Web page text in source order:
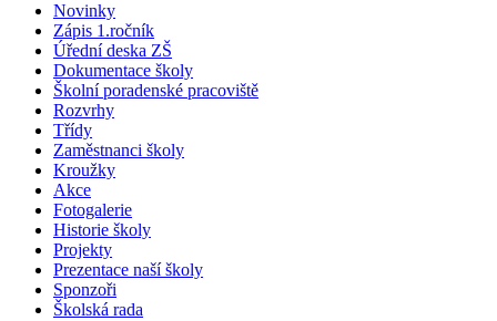
Novinky
Zápis 1.ročník
Úřední deska ZŠ
Dokumentace školy
Školní poradenské pracoviště
Rozvrhy
Třídy
Zaměstnanci školy
Kroužky
Akce
Fotogalerie
Historie školy
Projekty
Prezentace naší školy
Sponzoři
Školská rada